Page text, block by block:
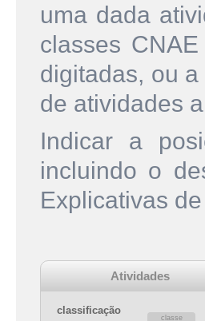
uma dada
classes
digitadas, ou
de atividades
Indicar a
incluindo o
Explicativas
Atividades
classificação